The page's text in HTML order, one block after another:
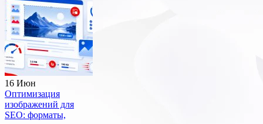
16 Июн
Оптимизация
изображений для
SEO: форматы,